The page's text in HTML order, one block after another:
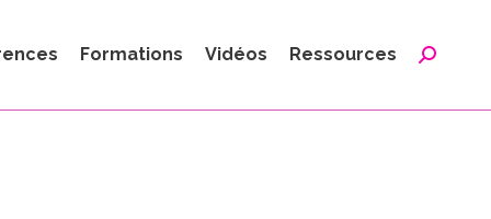
Formations Vidéos Ressources